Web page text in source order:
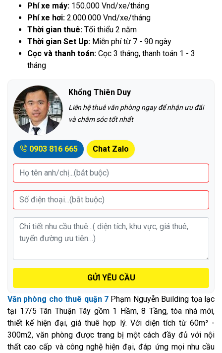
Phí xe máy: 150.000 Vnd/xe/tháng
Phí xe hơi: 2.000.000 Vnd/xe/tháng
Thời gian thuê: Tối thiểu 2 năm
Thời gian Set Up: Miễn phí từ 7 - 90 ngày
Cọc và thanh toán: Cọc 3 tháng, thanh toán 1 - 3
tháng
Khổng Thiên Duy
Liên hệ thuê văn phòng ngay để nhận ưu đãi
và chăm sóc tốt nhất
0903 816 665 Chat Zalo
GỬI YÊU CẦU
Văn phòng cho thuê quận 7 Phạm Nguyễn Building tọa lạc
tại 17/5 Tân Thuận Tây gồm 1 Hầm, 8 Tầng, tòa nhà mới,
thiết kế hiện đại, giá thuê hợp lý. Với diện tích từ 60m² -
300m2, văn phòng được trang bị một cách đầy đủ với nội
thất cao cấp và công nghệ hiện đại, đáp ứng mọi nhu cầu